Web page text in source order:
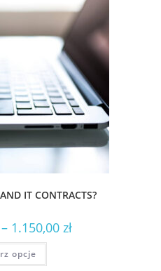
IT CONTRACTS?
– 1.150,00 zł
opcje